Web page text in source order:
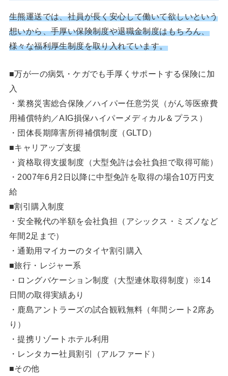
生熊運送では、社員が長く安心して働いて欲しいという
想いから、手厚い保険制度や退職金制度はもちろん、
様々な福利厚生制度を取り入れています。
■万が一の病気・ケガでも手厚くサポートする保険に加
入
・業務災害総合保険／ハイパー任意労災（がん等医療費
用補償特約／AIG損保ハイパーメディカル＆プラス）
・団体長期障害所得補償制度（GLTD）
■キャリアップ支援
・資格取得支援制度（大型免許は会社負担で取得可能）
・2007年6月2日以降に中型免許を取得の場合10万円支
給
■割引購入制度
・安全靴代の半額を会社負担（アシックス・ミズノなど
年間2足まで）
・通勤用マイカーのタイヤ割引購入
■旅行・レジャー系
・ロングバケーション制度（大型連休取得制度）※14
日間の取得実績あり
・鹿島アントラーズの試合観戦無料（年間シート2席あ
り）
・提携リゾートホテル利用
・レンタカー社員割引（アルファード）
■その他